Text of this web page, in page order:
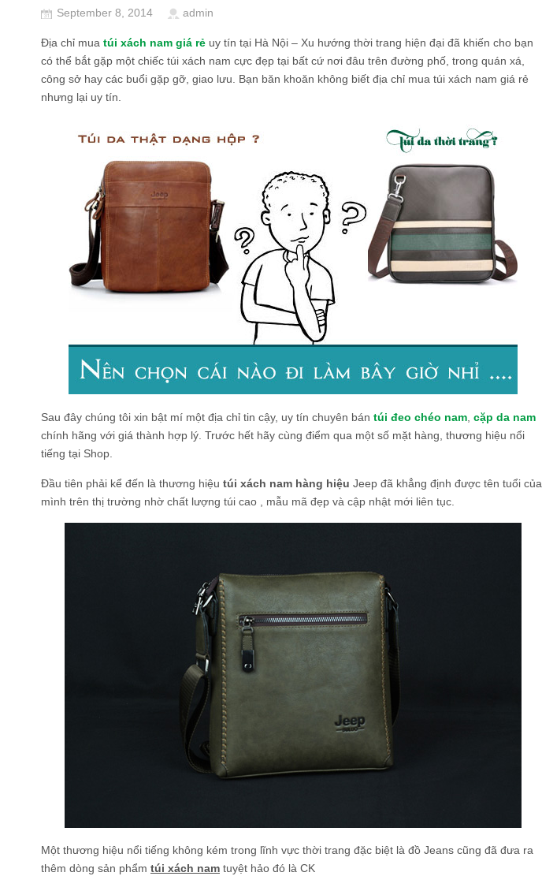
September 8, 2014 admin
Địa chỉ mua túi xách nam giá rẻ uy tín tại Hà Nội – Xu hướng thời trang hiện đại đã khiến cho bạn
có thể bắt gặp một chiếc túi xách nam cực đẹp tại bất cứ nơi đâu trên đường phố, trong quán xá,
công sở hay các buổi gặp gỡ, giao lưu. Bạn băn khoăn không biết địa chỉ mua túi xách nam giá rẻ
nhưng lại uy tín.
Sau đây chúng tôi xin bật mí một địa chỉ tin cậy, uy tín chuyên bán túi đeo chéo nam cặp da nam
chính hãng với giá thành hợp lý. Trước hết hãy cùng điểm qua một số mặt hàng, thương hiệu nổi
tiếng tại Shop.
Đầu tiên phải kể đến là thương hiệu túi xách nam hàng hiệu Jeep đã khẳng định được tên tuổi của
mình trên thị trường nhờ chất lượng túi cao , mẫu mã đẹp và cập nhật mới liên tục.
Một thương hiệu nổi tiếng không kém trong lĩnh vực thời trang đặc biệt là đồ Jeans cũng đã đưa ra
thêm dòng sản phẩm túi xách nam tuyệt hảo đó là CK